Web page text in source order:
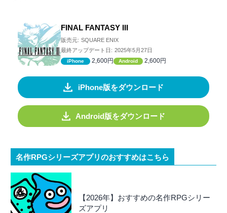
FINAL FANTASY III
販売元: SQUARE ENIX
最終アップデート日: 2025年5月27日
iPhone 2,600円 Android 2,600円
iPhone版をダウンロード
Android版をダウンロード
名作RPGシリーズアプリのおすすめはこちら
【2026年】おすすめの名作RPGシリー
ズアプリ